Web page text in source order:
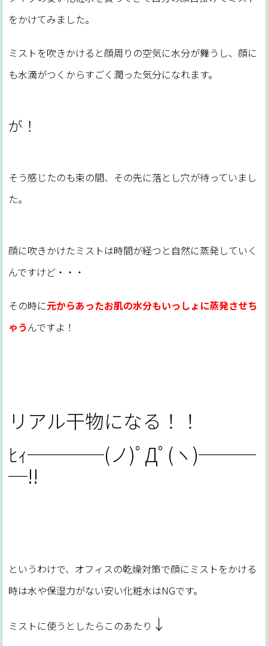
をかけてみました。
ミストを吹きかけると顔周りの空気に水分が舞うし、顔に
も水滴がつくからすごく潤った気分になれます。
が！
そう感じたのも束の間、その先に落とし穴が待っていまし
た。
顔に吹きかけたミストは時間が経つと自然に蒸発していく
んですけど・・・
その時に元からあったお肌の水分もいっしょに蒸発させち
ゃうんですよ！
リアル干物になる！！
ﾋｨ────(ノ)ﾟДﾟ(ヽ)───
─!!
というわけで、オフィスの乾燥対策で顔にミストをかける
時は水や保湿力がない安い化粧水はNGです。
ミストに使うとしたらこのあたり ↓